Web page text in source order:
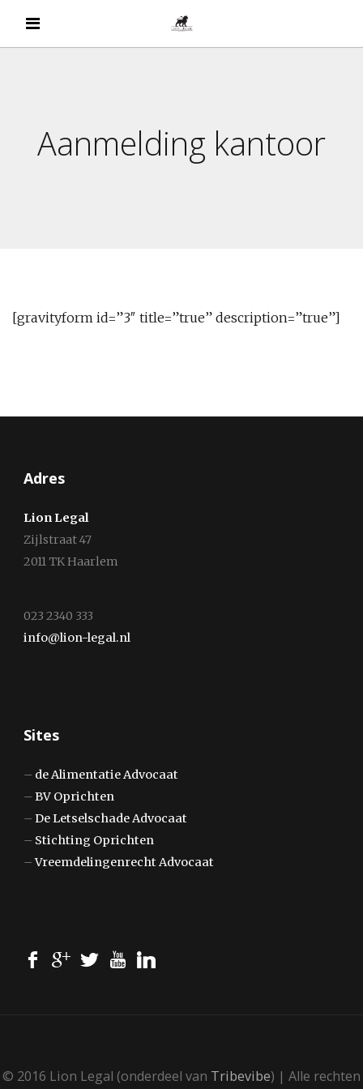
Aanmelding kantoor
[gravityform id=”3″ title=”true” description=”true”]
Adres
Lion Legal
Zijlstraat 47
2011 TK Haarlem
023 2340 333
info@lion-legal.nl
Sites
– de Alimentatie Advocaat
– BV Oprichten
– De Letselschade Advocaat
– Stichting Oprichten
–Vreemdelingenrecht Advocaat
© 2016 Lion Legal (onderdeel van Tribevibe) | Alle rechten